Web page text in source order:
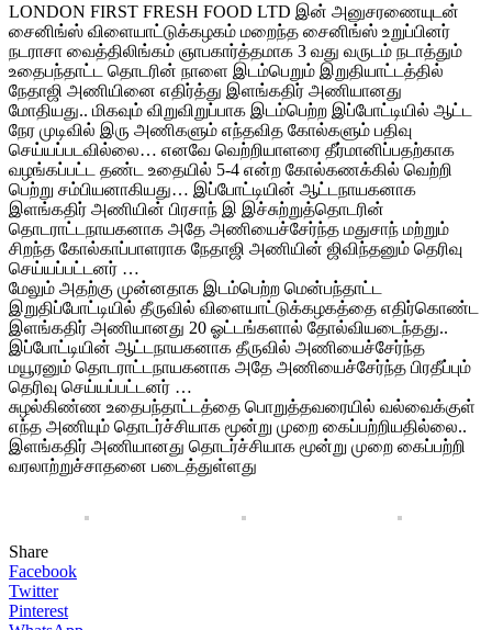
LONDON FIRST FRESH FOOD LTD இன் அனுசரணையுடன்
சைனிங்ஸ் விளையாட்டுக்கழகம் மறைந்த சைனிங்ஸ் உறுப்பினர்
நடராசா வைத்திலிங்கம் ஞாபகார்த்தமாக 3 வது வருடம் நடாத்தும்
உதைபந்தாட்ட தொடரின் நாளை இடம்பெறும் இறுதியாட்டத்தில்
நேதாஜி அணியினை எதிர்த்து இளங்கதிர் அணியானது
மோதியது.. மிகவும் விறுவிறுப்பாக இடம்பெற்ற இப்போட்டியில் ஆட்ட
நேர முடிவில் இரு அணிகளும் எந்தவித கோல்களும் பதிவு
செய்யப்படவில்லை… எனவே வெற்றியாளரை தீர்மானிப்பதற்காக
வழங்கப்பட்ட தண்ட உதையில் 5-4 என்ற கோல்கணக்கில் வெற்றி
பெற்று சம்பியனாகியது… இப்போட்டியின் ஆட்டநாயகனாக
இளங்கதிர் அணியின் பிரசாந் இ இச்சுற்றுத்தொடரின்
தொடராட்டநாயகனாக அதே அணியைச்சேர்ந்த மதுசாந் மற்றும்
சிறந்த கோல்காப்பாளராக நேதாஜி அணியின் ஜிவிந்தனும் தெரிவு
செய்யப்பட்டனர் …
மேலும் அதற்கு முன்னதாக இடம்பெற்ற மென்பந்தாட்ட
இறுதிப்போட்டியில் தீருவில் விளையாட்டுக்கழகத்தை எதிர்கொண்ட
இளங்கதிர் அணியானது 20 ஓட்டங்களால் தோல்வியடைந்தது..
இப்போட்டியின் ஆட்டநாயகனாக தீருவில் அணியைச்சேர்ந்த
மயூரனும் தொடராட்டநாயகனாக அதே அணியைச்சேர்ந்த பிரதீப்பும்
தெரிவு செய்யப்பட்டனர் …
சுழல்கிண்ண உதைபந்தாட்டத்தை பொறுத்தவரையில் வல்வைக்குள்
எந்த அணியும் தொடர்ச்சியாக மூன்று முறை கைப்பற்றியதில்லை..
இளங்கதிர் அணியானது தொடர்ச்சியாக மூன்று முறை கைப்பற்றி
வரலாற்றுச்சாதனை படைத்துள்ளது
Share
Facebook
Twitter
Pinterest